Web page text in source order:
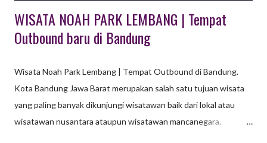
WISATA NOAH PARK LEMBANG | Tempat
Outbound baru di Bandung
Wisata Noah Park Lembang | Tempat Outbound di Bandung.
Kota Bandung Jawa Barat merupakan salah satu tujuan wisata
yang paling banyak dikunjungi wisatawan baik dari lokal atau
wisatawan nusantara ataupun wisatawan mancanegara.